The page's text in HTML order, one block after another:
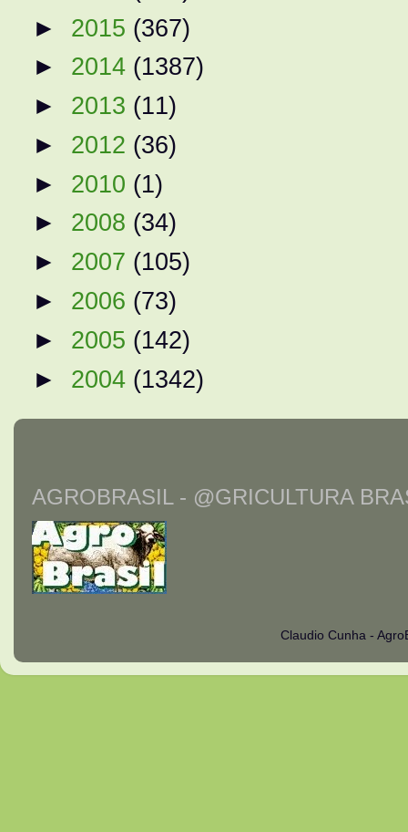
► 2015 (367)
► 2014 (1387)
► 2013 (11)
► 2012 (36)
► 2010 (1)
► 2008 (34)
► 2007 (105)
► 2006 (73)
► 2005 (142)
► 2004 (1342)
AGROBRASIL - @GRICULTURA
Claudio Cunha -